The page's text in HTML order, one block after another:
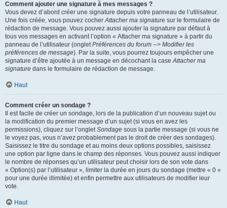
Comment ajouter une signature à mes messages ?
Vous devez d’abord créer une signature depuis votre panneau de l’utilisateur.
Une fois créée, vous pouvez cocherAttacher ma signature sur le formulaire de
rédaction de message. Vous pouvez aussi ajouter la signature par défaut à
tous vos messages en activant l’option « Attacher ma signature » à partir du
panneau de l’utilisateur (ongletPréférences du forum --> Modifier les
préférences de message). Par la suite, vous pourrez toujours empêcher une
signature d’être ajoutée à un message en décochant la caseAttacher ma
signature dans le formulaire de rédaction de message.
Haut
Comment créer un sondage ?
Il est facile de créer un sondage, lors de la publication d’un nouveau sujet ou
la modification du premier message d’un sujet (si vous en avez les
permissions), cliquez sur l’ongletSondage sous la partie message (si vous ne
le voyez pas, vous n’avez probablement pas le droit de créer des sondages).
Saisissez le titre du sondage et au moins deux options possibles, saisissez
une option par ligne dans le champ des réponses. Vous pouvez aussi indiquer
le nombre de réponses qu’un utilisateur peut choisir lors de son vote dans
« Option(s) par l’utilisateur », limiter la durée en jours du sondage (mettre « 0 »
pour une durée illimitée) et enfin permettre aux utilisateurs de modifier leur
vote.
Haut